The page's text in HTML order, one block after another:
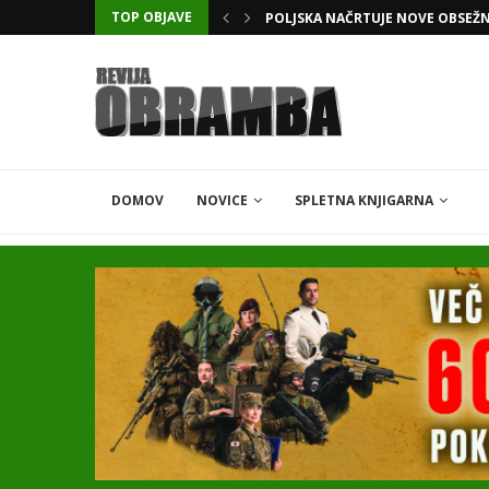
TOP OBJAVE KATARSKI DELNIČAR ZAPLETEL
DOMOV NOVICE SPLETNA KNJIGARNA